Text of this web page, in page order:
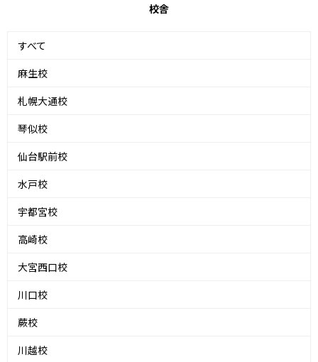
校舎
すべて
麻生校
札幌大通校
琴似校
仙台駅前校
水戸校
宇都宮校
高崎校
大宮西口校
川口校
蕨校
川越校